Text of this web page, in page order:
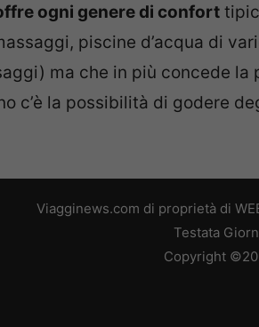
ogni genere di confort
piscine d’acqua di
ma che in più concede
c’è la possibilità di godere
Viagginews.com di proprietà di
Testata
Copyright